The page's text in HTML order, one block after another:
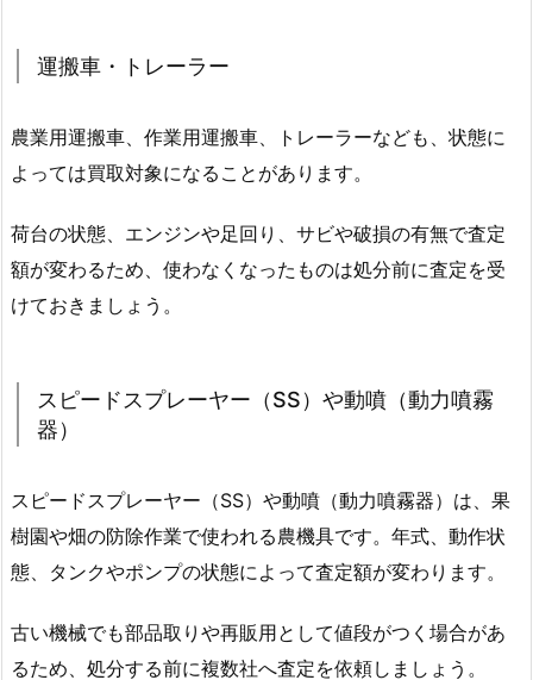
運搬車・トレーラー
農業用運搬車、作業用運搬車、トレーラーなども、状態に
よっては買取対象になることがあります。
荷台の状態、エンジンや足回り、サビや破損の有無で査定
額が変わるため、使わなくなったものは処分前に査定を受
けておきましょう。
スピードスプレーヤー（SS）や動噴（動力噴霧
器）
スピードスプレーヤー（SS）や動噴（動力噴霧器）は、果
樹園や畑の防除作業で使われる農機具です。年式、動作状
態、タンクやポンプの状態によって査定額が変わります。
古い機械でも部品取りや再販用として値段がつく場合があ
るため、処分する前に複数社へ査定を依頼しましょう。